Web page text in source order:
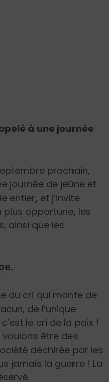
à une journée
prochain,
journée de jeûne et
entier, et j’invite
plus opportune, les
ainsi que les
du cri qui monte de
de l’unique
le cri de la paix !
être des
déchirée par les
jamais la guerre ! La